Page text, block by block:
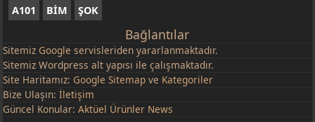
A101 BİM ŞOK
Bağlantılar
Sitemiz Google servisleriden yararlanmaktadır.
Sitemiz Wordpress alt yapısı ile çalışmaktadır.
Site Haritamız: Google Sitemap ve Kategoriler
Bize Ulaşın:İletişim
Güncel Konular:Aktüel Ürünler News